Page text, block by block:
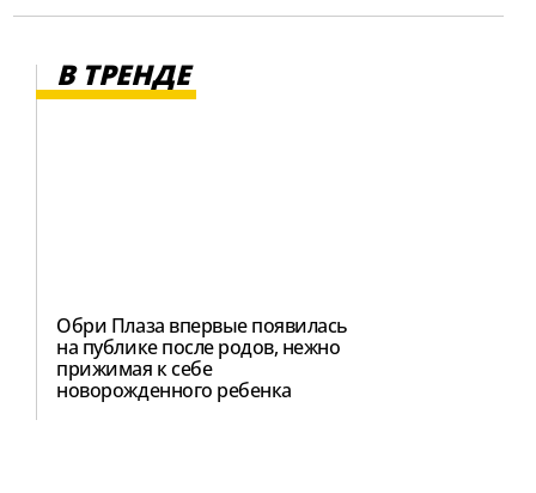
В ТРЕНДЕ
Обри Плаза впервые появилась
на публике после родов, нежно
прижимая к себе
новорожденного ребенка